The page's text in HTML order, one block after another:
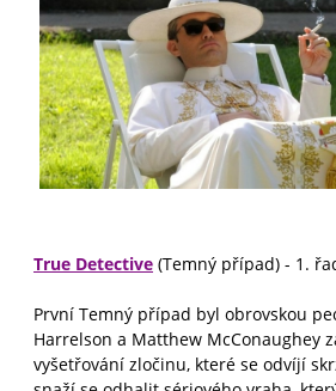
True Detective (Temný případ) - 1.
První Temný případ byl obrovskou
Harrelson a Matthew McConaughey
vyšetřování zločinu, které se odvíjí